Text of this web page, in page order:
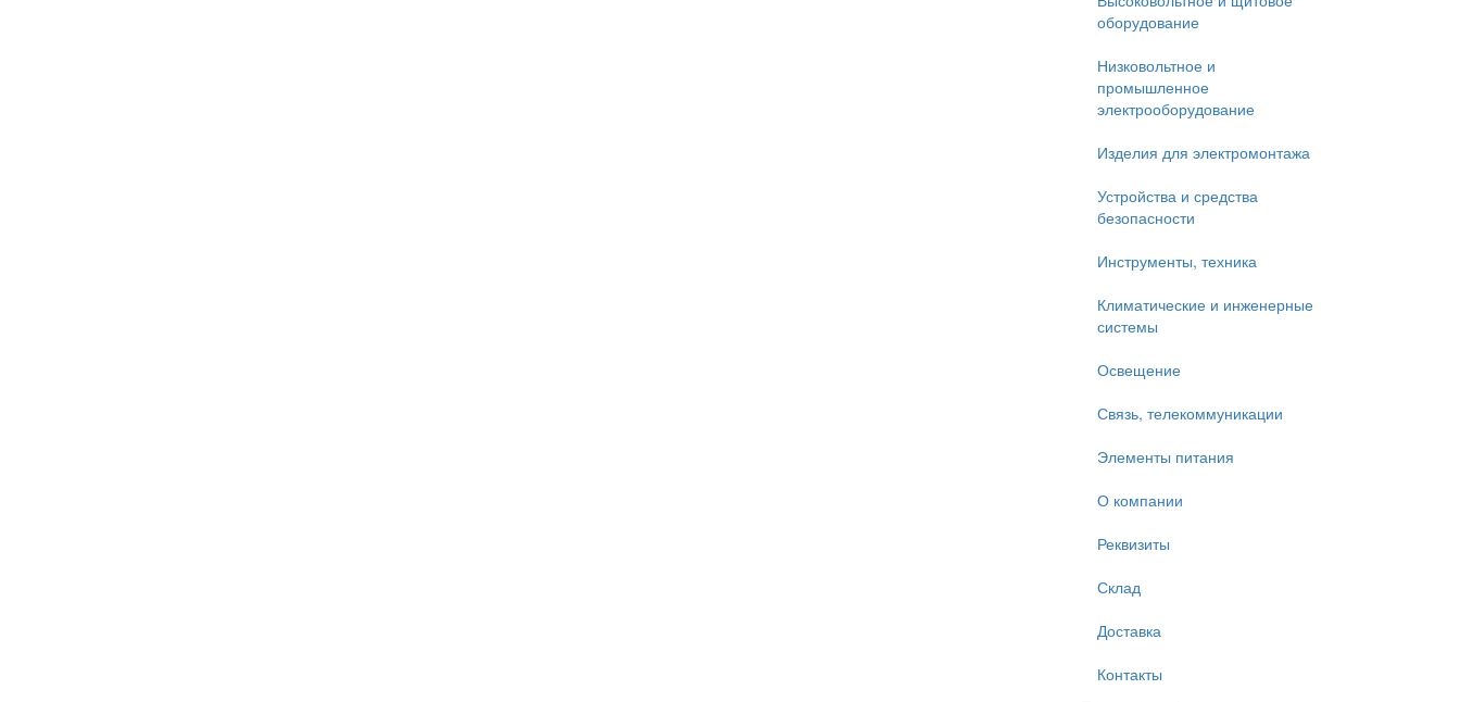
оборудование
Низковольтное и
промышленное
электрооборудование
Изделия для электромонтажа
Устройства и средства
безопасности
Инструменты, техника
Климатические и инженерные
системы
Освещение
Связь, телекоммуникации
Элементы питания
О компании
Реквизиты
Склад
Доставка
Контакты